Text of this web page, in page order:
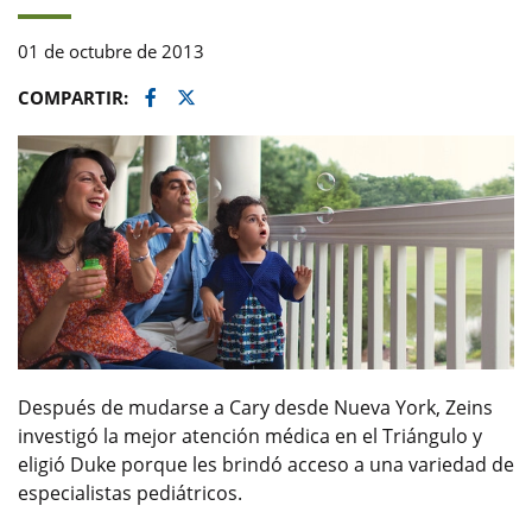
01 de octubre de 2013
COMPARTIR:
Facebook
Twitter
Después de mudarse a Cary desde Nueva York, Zeins
investigó la mejor atención médica en el Triángulo y
eligió Duke porque les brindó acceso a una variedad de
especialistas pediátricos.